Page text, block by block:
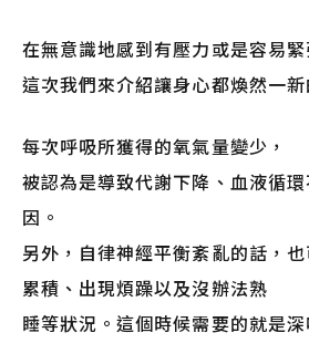
在無意識地感到有壓力或是容易緊
這次我們來介紹讓身心都煥然一新
每次呼吸所獲得的氧氣量變少，
被認為是導致代謝下降、血液循
因。
另外，自律神經平衡紊亂的話，
累積、出現煩躁以及沒辦法熟
睡等狀況。這個時候需要的就是深